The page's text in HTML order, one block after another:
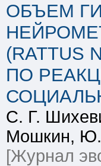
ОБЪЕМ
ПО
С. Г.
Мошкин, Ю.
[Журнал